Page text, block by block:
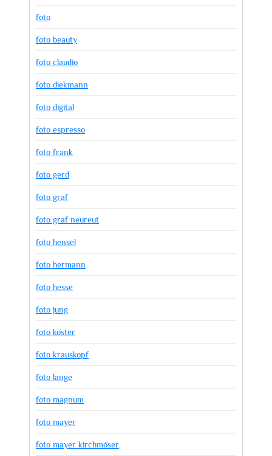
foto
foto beauty
foto claudio
foto diekmann
foto digital
foto espresso
foto frank
foto gerd
foto graf
foto graf neureut
foto hensel
foto hermann
foto hesse
foto jung
foto köster
foto krauskopf
foto lange
foto magnum
foto mayer
foto mayer kirchmöser